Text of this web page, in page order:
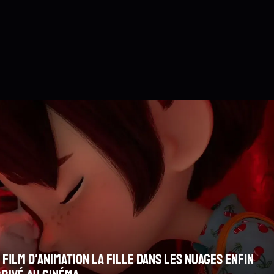
pour le
film d'animation La Fille dans les nuages enfin
Sur la route
bouleversante